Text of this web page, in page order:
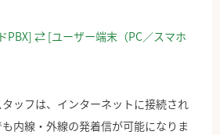
PBX] ⇄ [ユーザー端末（PC／スマホ
ッフは、インターネットに接続され
内線・外線の発着信が可能になりま